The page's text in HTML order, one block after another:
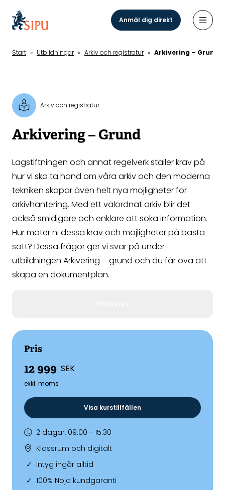
huvudinnehåll
Anmäl dig direkt
Start » Utbildningar » Arkiv och registratur » Arkivering – Grund
Arkiv och registratur
Arkivering – Grund
Lagstiftningen och annat regelverk ställer krav på
hur vi ska ta hand om våra arkiv och den moderna
tekniken skapar även helt nya möjligheter för
arkivhantering. Med ett välordnat arkiv blir det
också smidigare och enklare att söka information.
Hur möter ni dessa krav och möjligheter på bästa
sätt? Dessa frågor ger vi svar på under
utbildningen Arkivering – grund och du får öva att
skapa en dokumentplan.
Pris
12 999 SEK
exkl. moms
Visa kurstillfällen
2 dagar, 09:00 - 15:30
Klassrum och digitalt
Intyg ingår alltid
100% Nöjd kundgaranti